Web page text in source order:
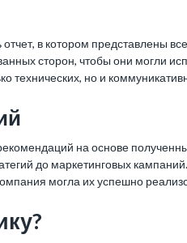
в котором представлены
сторон, чтобы они могли
технических, но и
на основе
до маркетинговых
могла их успешно